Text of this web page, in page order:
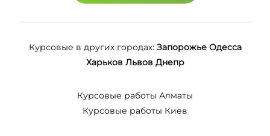
Курсовые в других городах: Запорожье Одесса
Харьков Львов Днепр
Курсовые работы Алматы
Курсовые работы Киев